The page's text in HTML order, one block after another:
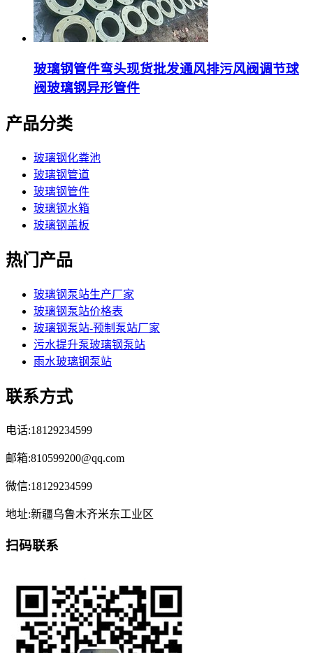
玻璃钢管件弯头现货批发通风排污风阀调节球
阀玻璃钢异形管件
产品分类
玻璃钢化粪池
玻璃钢管道
玻璃钢管件
玻璃钢水箱
玻璃钢盖板
热门产品
玻璃钢泵站生产厂家
玻璃钢泵站价格表
玻璃钢泵站-预制泵站厂家
污水提升泵玻璃钢泵站
雨水玻璃钢泵站
联系方式
电话:18129234599
邮箱:810599200@qq.com
微信:18129234599
地址:新疆乌鲁木齐米东工业区
扫码联系